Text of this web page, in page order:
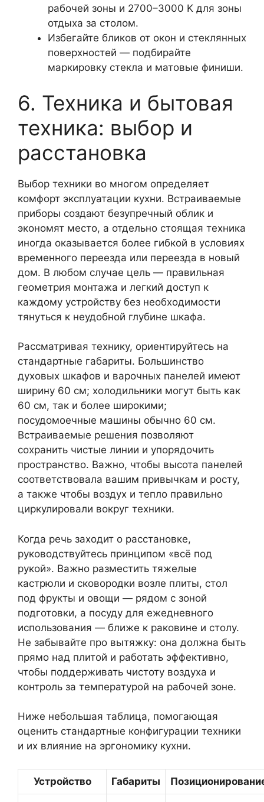
рабочей зоны и 2700–3000 K для зоны
отдыха за столом.
Избегайте бликов от окон и стеклянных
поверхностей — подбирайте
маркировку стекла и матовые финиши.
6. Техника и бытовая
техника: выбор и
расстановка
Выбор техники во многом определяет
комфорт эксплуатации кухни. Встраиваемые
приборы создают безупречный облик и
экономят место, а отдельно стоящая техника
иногда оказывается более гибкой в условиях
временного переезда или переезда в новый
дом. В любом случае цель — правильная
геометрия монтажа и легкий доступ к
каждому устройству без необходимости
тянуться к неудобной глубине шкафа.
Рассматривая технику, ориентируйтесь на
стандартные габариты. Большинство
духовых шкафов и варочных панелей имеют
ширину 60 см; холодильники могут быть как
60 см, так и более широкими;
посудомоечные машины обычно 60 см.
Встраиваемые решения позволяют
сохранить чистые линии и упорядочить
пространство. Важно, чтобы высота панелей
соответствовала вашим привычкам и росту,
а также чтобы воздух и тепло правильно
циркулировали вокруг техники.
Когда речь заходит о расстановке,
руководствуйтесь принципом «всё под
рукой». Важно разместить тяжелые
кастрюли и сковородки возле плиты, стол
под фрукты и овощи — рядом с зоной
подготовки, а посуду для ежедневного
использования — ближе к раковине и столу.
Не забывайте про вытяжку: она должна быть
прямо над плитой и работать эффективно,
чтобы поддерживать чистоту воздуха и
контроль за температурой на рабочей зоне.
Ниже небольшая таблица, помогающая
оценить стандартные конфигурации техники
и их влияние на эргономику кухни.
Устройство Габариты